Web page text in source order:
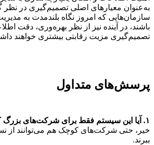
به‌عنوان معیارهای اصلی تصمیم‌گیری در نظر
سازمان‌هایی که امروز نگاه بلندمدت به
باشند، در آینده نیز از نظر بهره‌وری، دقت
تصمیم‌گیری مزیت رقابتی بیشتری خواهند
پرسش‌های متداول
۱. آیا این سیستم فقط برای شرکت‌های بزرگ کاربرد دارد؟
خیر، حتی شرکت‌های کوچک هم می‌توانند از
ببرند.